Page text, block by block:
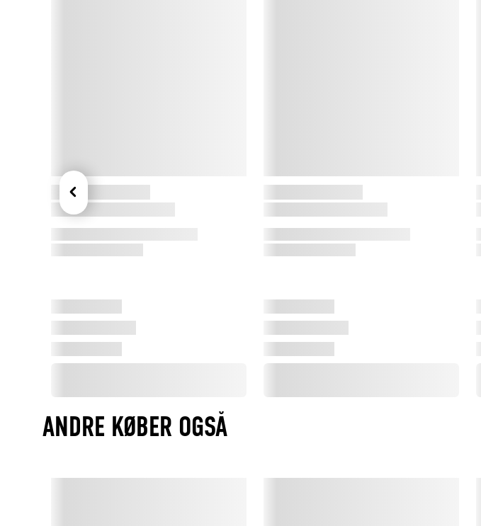
ANDRE KØBER OGSÅ